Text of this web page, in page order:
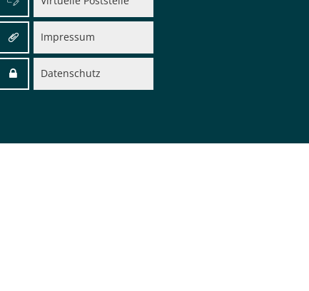
Impressum
Datenschutz